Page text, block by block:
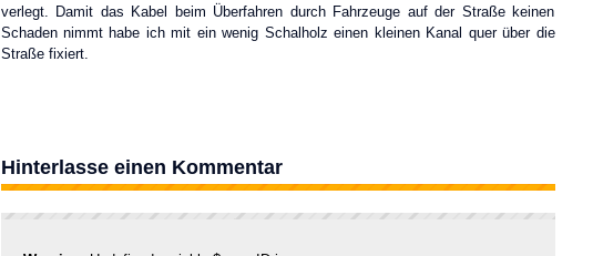
verlegt. Damit das Kabel beim Überfahren durch Fahrzeuge auf der Straße keinen
Schaden nimmt habe ich mit ein wenig Schalholz einen kleinen Kanal quer über die
Straße fixiert.
Hinterlasse einen Kommentar